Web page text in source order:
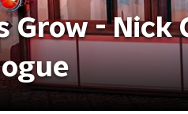
Grow - Nick